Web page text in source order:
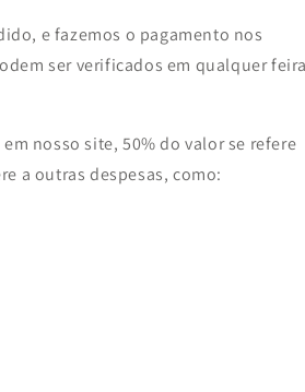
e fazemos o pagamento nos
ser verificados em qualquer
nosso site, 50% do valor se refere
a outras despesas, como: